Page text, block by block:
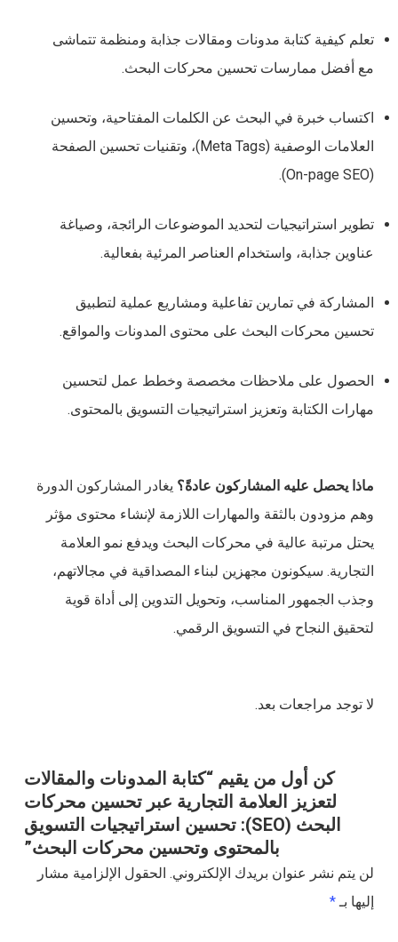
تعلم كيفية كتابة مدونات ومقالات جذابة ومنظمة تتماشى
مع أفضل ممارسات تحسين محركات البحث.
اكتساب خبرة في البحث عن الكلمات المفتاحية، وتحسين
العلامات الوصفية (Meta Tags)، وتقنيات تحسين الصفحة
(On-page SEO).
تطوير استراتيجيات لتحديد الموضوعات الرائجة، وصياغة
عناوين جذابة، واستخدام العناصر المرئية بفعالية.
المشاركة في تمارين تفاعلية ومشاريع عملية لتطبيق
تحسين محركات البحث على محتوى المدونات والمواقع.
الحصول على ملاحظات مخصصة وخطط عمل لتحسين
مهارات الكتابة وتعزيز استراتيجيات التسويق بالمحتوى.
ماذا يحصل عليه المشاركون عادةً؟ يغادر المشاركون الدورة
وهم مزودون بالثقة والمهارات اللازمة لإنشاء محتوى مؤثر
يحتل مرتبة عالية في محركات البحث ويدفع نمو العلامة
التجارية. سيكونون مجهزين لبناء المصداقية في مجالاتهم،
وجذب الجمهور المناسب، وتحويل التدوين إلى أداة قوية
لتحقيق النجاح في التسويق الرقمي.
لا توجد مراجعات بعد.
كن أول من يقيم “كتابة المدونات والمقالات
لتعزيز العلامة التجارية عبر تحسين محركات
البحث (SEO): تحسين استراتيجيات التسويق
بالمحتوى وتحسين محركات البحث”
لن يتم نشر عنوان بريدك الإلكتروني. الحقول الإلزامية مشار
إليها بـ *